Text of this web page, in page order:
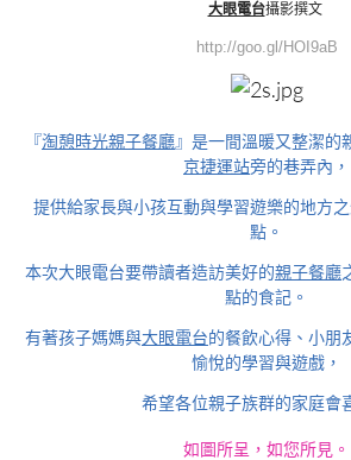
大眼電台攝影撰文
http://goo.gl/HOI9aB
『淘憩時光親子餐廳』是一間溫暖又整潔的
京捷運站旁的巷弄內，
提供給家長與小孩互動與學習遊樂的地方
點。
本次大眼電台要帶讀者造訪美好的親子餐廳
點的食記。
有著孩子媽媽與大眼電台的餐飲心得、小朋
愉悅的學習與遊戲，
希望各位親子族群的家庭會
如圖所呈，如您所見。